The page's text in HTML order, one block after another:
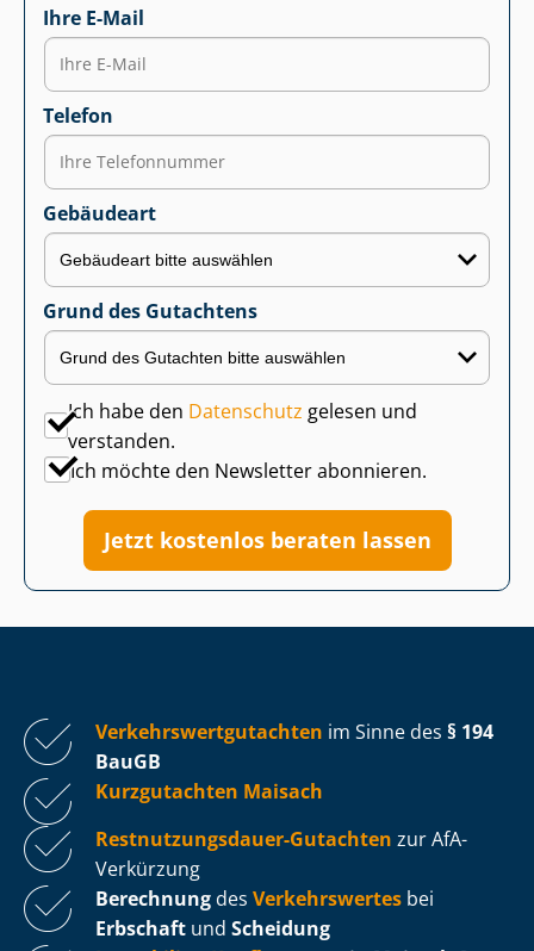
Ihre E-Mail
Telefon
Gebäudeart
Grund des Gutachtens
Ich habe den Datenschutz gelesen und
verstanden.
Ich möchte den Newsletter abonnieren.
Jetzt kostenlos beraten lassen
Ver­kehrs­wert­gut­ach­ten im Sinne des § 194
BauGB
Kurzgutachten Maisach
Rest­nut­zungs­dau­er-Gutachten zur AfA-
Verkürzung
Berechnung des Verkehrswertes bei
Erbschaft und Scheidung